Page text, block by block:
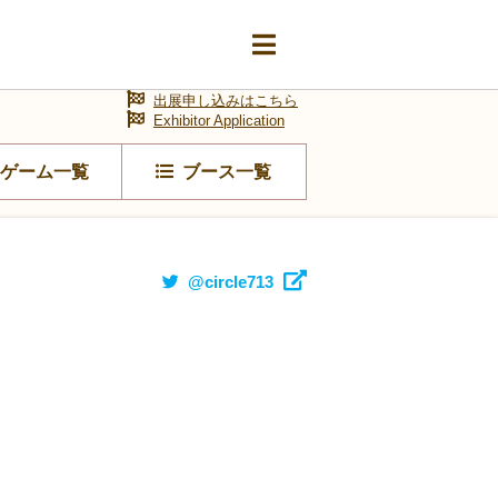
ゲーム一覧 ブース一覧
出展申し込みはこちら
Exhibitor Application
@circle713